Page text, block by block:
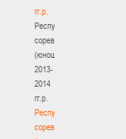
гг.р.
Республиканские
соревнования
(юноши)
2013-
2014
гг.р.
Республиканские
соревнования